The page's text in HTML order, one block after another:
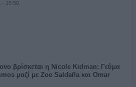
- 15:50
βρίσκεται η Nicole Kidman: Γεύμα
μαζί με Zoe Saldaña και Omar